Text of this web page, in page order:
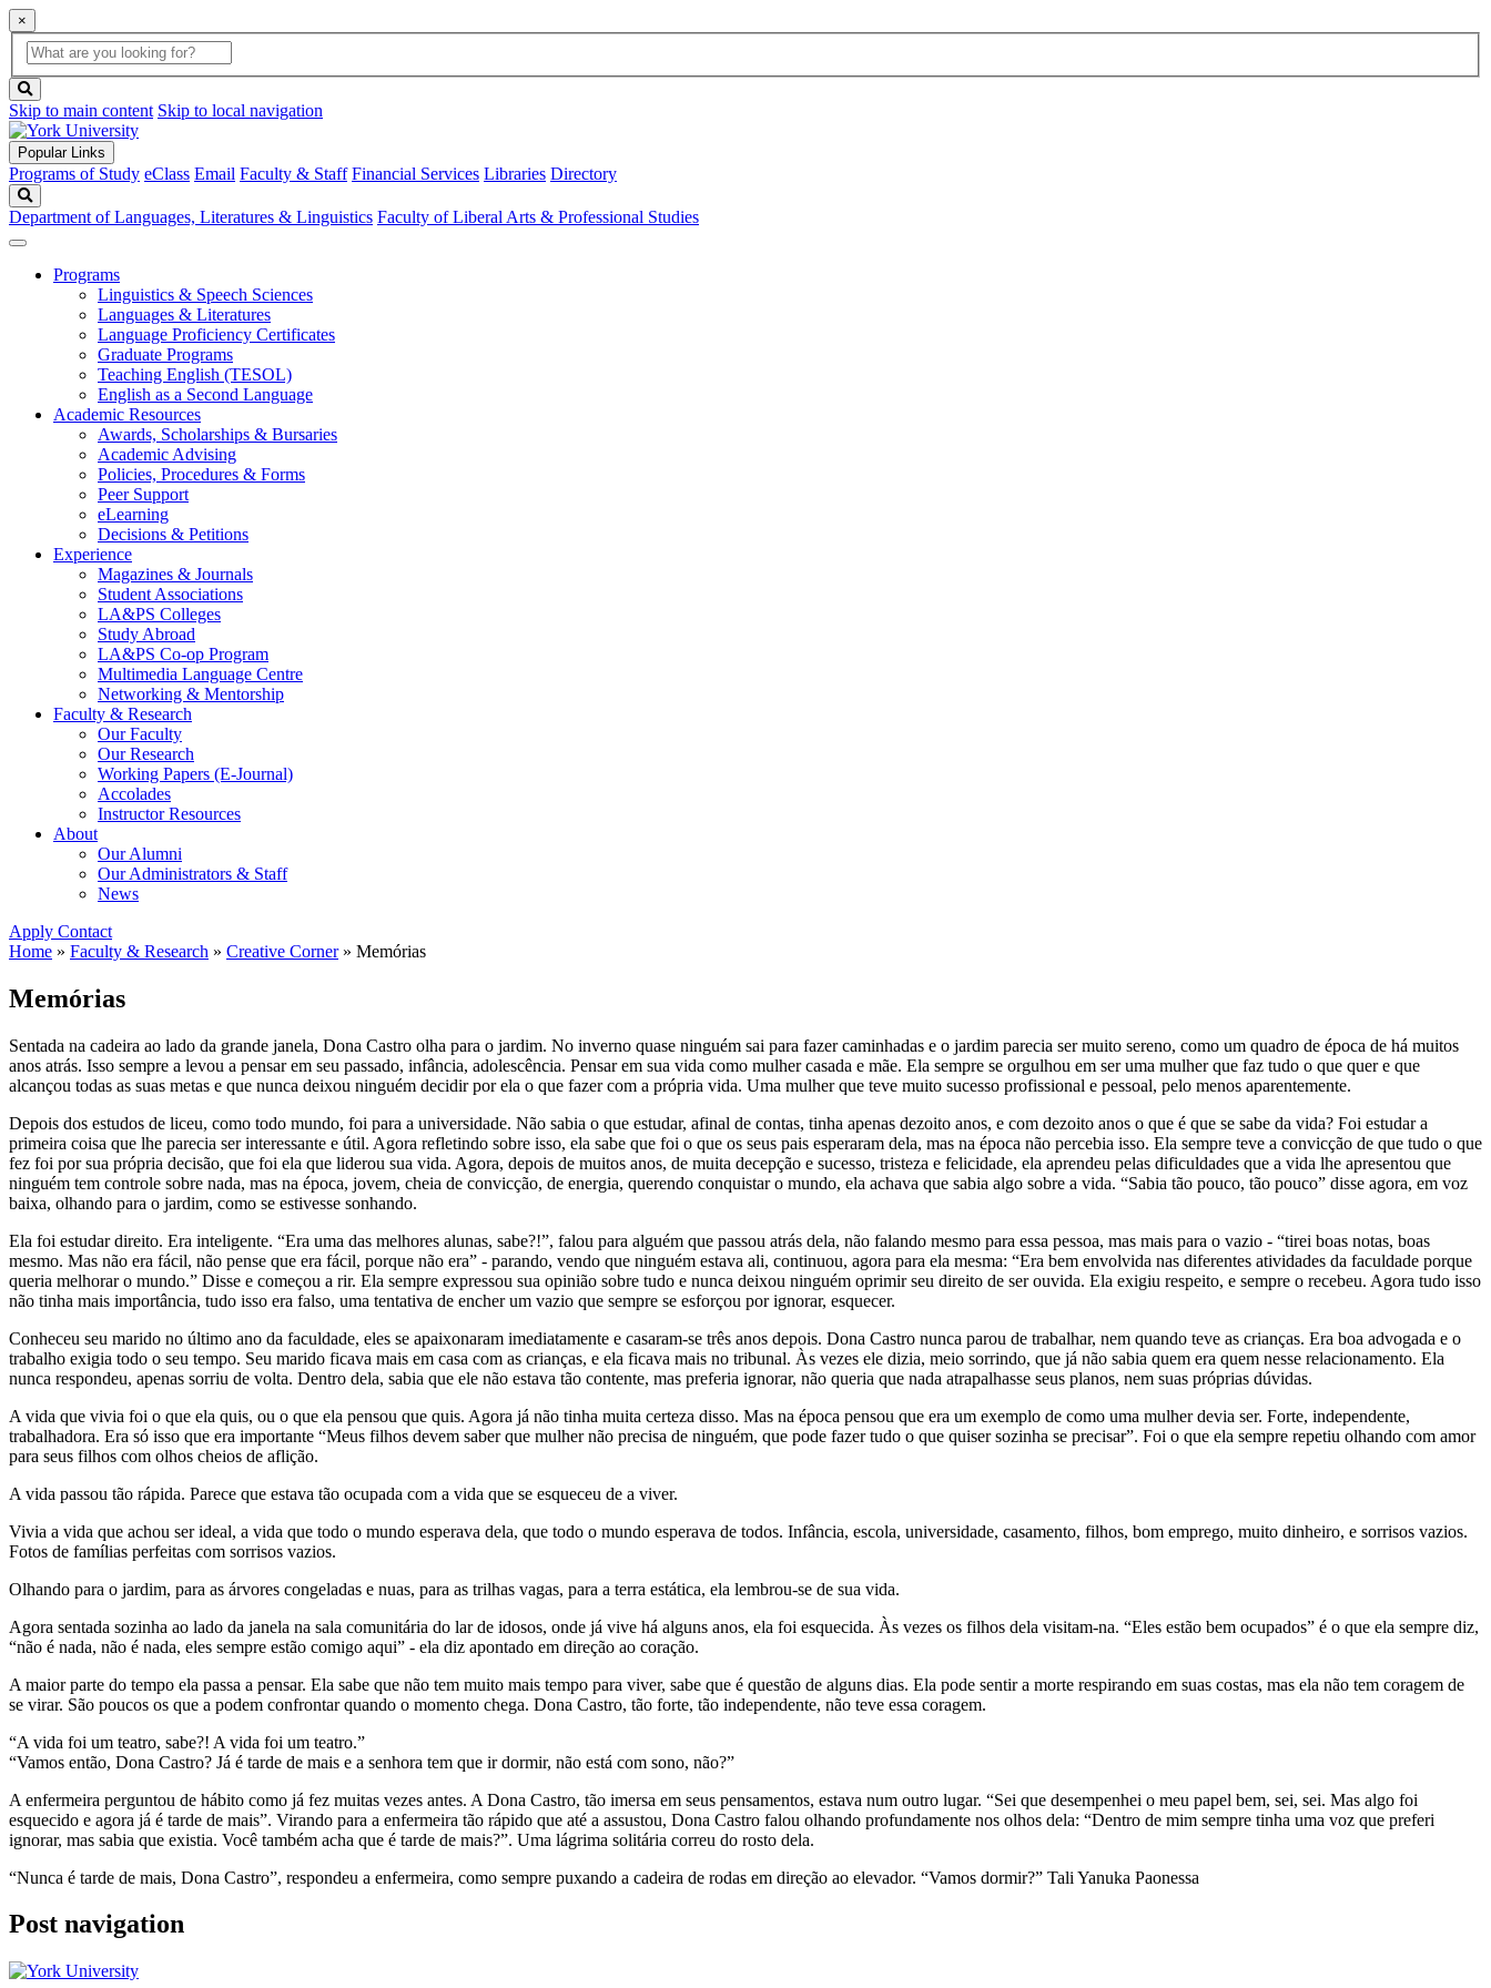
×
Global
Search
search
box
button
Skip to main content Skip to local navigation
Popular Links
Programs of Study eClass Email Faculty & Staff Financial Services Libraries Directory
Department of Languages, Literatures & Linguistics Faculty of Liberal Arts & Professional Studies
Programs
Linguistics & Speech Sciences
Languages & Literatures
Language Proficiency Certificates
Graduate Programs
Teaching English (TESOL)
English as a Second Language
Academic Resources
Awards, Scholarships & Bursaries
Academic Advising
Policies, Procedures & Forms
Peer Support
eLearning
Decisions & Petitions
Experience
Magazines & Journals
Student Associations
LA&PS Colleges
Study Abroad
LA&PS Co-op Program
Multimedia Language Centre
Networking & Mentorship
Faculty & Research
Our Faculty
Our Research
Working Papers (E-Journal)
Accolades
Instructor Resources
About
Our Alumni
Our Administrators & Staff
News
Apply Contact
Home » Faculty & Research » Creative Corner» Memórias
Memórias
Sentada na cadeira ao lado da grande janela, Dona Castro olha para o jardim. No inverno quase ninguém sai para fazer caminhadas e o jardim parecia ser muito sereno, como um quadro de época de há muitos
anos atrás. Isso sempre a levou a pensar em seu passado, infância, adolescência. Pensar em sua vida como mulher casada e mãe. Ela sempre se orgulhou em ser uma mulher que faz tudo o que quer e que
alcançou todas as suas metas e que nunca deixou ninguém decidir por ela o que fazer com a própria vida. Uma mulher que teve muito sucesso profissional e pessoal, pelo menos aparentemente.
Depois dos estudos de liceu, como todo mundo, foi para a universidade. Não sabia o que estudar, afinal de contas, tinha apenas dezoito anos, e com dezoito anos o que é que se sabe da vida? Foi estudar a
primeira coisa que lhe parecia ser interessante e útil. Agora refletindo sobre isso, ela sabe que foi o que os seus pais esperaram dela, mas na época não percebia isso. Ela sempre teve a convicção de que tudo o que
fez foi por sua própria decisão, que foi ela que liderou sua vida. Agora, depois de muitos anos, de muita decepção e sucesso, tristeza e felicidade, ela aprendeu pelas dificuldades que a vida lhe apresentou que
ninguém tem controle sobre nada, mas na época, jovem, cheia de convicção, de energia, querendo conquistar o mundo, ela achava que sabia algo sobre a vida. “Sabia tão pouco, tão pouco” disse agora, em voz
baixa, olhando para o jardim, como se estivesse sonhando.
Ela foi estudar direito. Era inteligente. “Era uma das melhores alunas, sabe?!”, falou para alguém que passou atrás dela, não falando mesmo para essa pessoa, mas mais para o vazio - “tirei boas notas, boas
mesmo. Mas não era fácil, não pense que era fácil, porque não era” - parando, vendo que ninguém estava ali, continuou, agora para ela mesma: “Era bem envolvida nas diferentes atividades da faculdade porque
queria melhorar o mundo.” Disse e começou a rir. Ela sempre expressou sua opinião sobre tudo e nunca deixou ninguém oprimir seu direito de ser ouvida. Ela exigiu respeito, e sempre o recebeu. Agora tudo isso
não tinha mais importância, tudo isso era falso, uma tentativa de encher um vazio que sempre se esforçou por ignorar, esquecer.
Conheceu seu marido no último ano da faculdade, eles se apaixonaram imediatamente e casaram-se três anos depois. Dona Castro nunca parou de trabalhar, nem quando teve as crianças. Era boa advogada e o
trabalho exigia todo o seu tempo. Seu marido ficava mais em casa com as crianças, e ela ficava mais no tribunal. Às vezes ele dizia, meio sorrindo, que já não sabia quem era quem nesse relacionamento. Ela
nunca respondeu, apenas sorriu de volta. Dentro dela, sabia que ele não estava tão contente, mas preferia ignorar, não queria que nada atrapalhasse seus planos, nem suas próprias dúvidas.
A vida que vivia foi o que ela quis, ou o que ela pensou que quis. Agora já não tinha muita certeza disso. Mas na época pensou que era um exemplo de como uma mulher devia ser. Forte, independente,
trabalhadora. Era só isso que era importante “Meus filhos devem saber que mulher não precisa de ninguém, que pode fazer tudo o que quiser sozinha se precisar”. Foi o que ela sempre repetiu olhando com amor
para seus filhos com olhos cheios de aflição.
A vida passou tão rápida. Parece que estava tão ocupada com a vida que se esqueceu de a viver.
Vivia a vida que achou ser ideal, a vida que todo o mundo esperava dela, que todo o mundo esperava de todos. Infância, escola, universidade, casamento, filhos, bom emprego, muito dinheiro, e sorrisos vazios.
Fotos de famílias perfeitas com sorrisos vazios.
Olhando para o jardim, para as árvores congeladas e nuas, para as trilhas vagas, para a terra estática, ela lembrou-se de sua vida.
Agora sentada sozinha ao lado da janela na sala comunitária do lar de idosos, onde já vive há alguns anos, ela foi esquecida. Às vezes os filhos dela visitam-na. “Eles estão bem ocupados” é o que ela sempre diz,
“não é nada, não é nada, eles sempre estão comigo aqui” - ela diz apontado em direção ao coração.
A maior parte do tempo ela passa a pensar. Ela sabe que não tem muito mais tempo para viver, sabe que é questão de alguns dias. Ela pode sentir a morte respirando em suas costas, mas ela não tem coragem de
se virar. São poucos os que a podem confrontar quando o momento chega. Dona Castro, tão forte, tão independente, não teve essa coragem.
“A vida foi um teatro, sabe?! A vida foi um teatro.”
“Vamos então, Dona Castro? Já é tarde de mais e a senhora tem que ir dormir, não está com sono, não?”
A enfermeira perguntou de hábito como já fez muitas vezes antes. A Dona Castro, tão imersa em seus pensamentos, estava num outro lugar. “Sei que desempenhei o meu papel bem, sei, sei. Mas algo foi
esquecido e agora já é tarde de mais”. Virando para a enfermeira tão rápido que até a assustou, Dona Castro falou olhando profundamente nos olhos dela: “Dentro de mim sempre tinha uma voz que preferi
ignorar, mas sabia que existia. Você também acha que é tarde de mais?”. Uma lágrima solitária correu do rosto dela.
“Nunca é tarde de mais, Dona Castro”, respondeu a enfermeira, como sempre puxando a cadeira de rodas em direção ao elevador. “Vamos dormir?” Tali Yanuka Paonessa
Post navigation